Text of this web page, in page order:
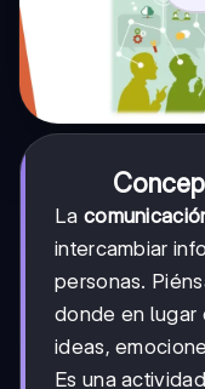
La
intercambiar
personas.
donde en lugar
ideas,
Es una